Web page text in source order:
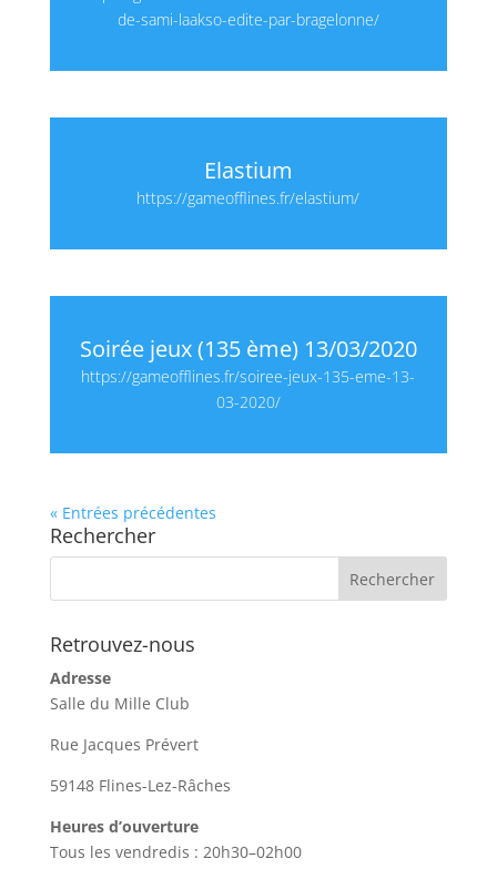
de-sami-laakso-edite-par-bragelonne/
Elastium
https://gameofflines.fr/elastium/
Soirée jeux (135 ème) 13/03/2020
https://gameofflines.fr/soiree-jeux-135-eme-13-
03-2020/
« Entrées précédentes
Rechercher
Retrouvez-nous
Adresse
Salle du Mille Club
Rue Jacques Prévert
59148 Flines-Lez-Râches
Heures d’ouverture
Tous les vendredis : 20h30–02h00